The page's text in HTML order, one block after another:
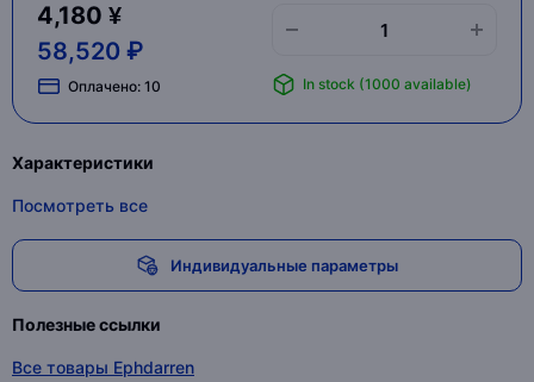
4,180 ¥
58,520 ₽
Оплачено: 10 In stock (1000 available)
Характеристики
Посмотреть все
Индивидуальные параметры
Полезные ссылки
Все товары Ephdarren